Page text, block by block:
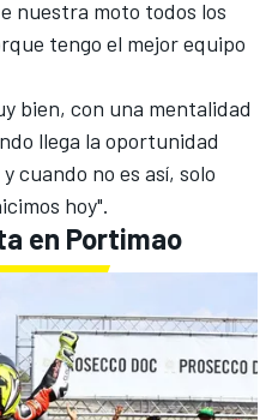
nuestra moto todos los
tengo el mejor equipo
bien, con una mentalidad
llega la oportunidad
cuando no es así, solo
hoy".
en Portimao